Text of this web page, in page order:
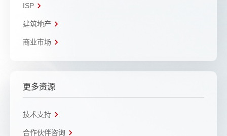
ISP
建筑地产
商业市场
更多资源
技术支持
合作伙伴咨询